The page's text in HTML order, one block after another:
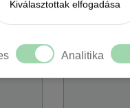
Kiválasztottak elfogadása
Analitika